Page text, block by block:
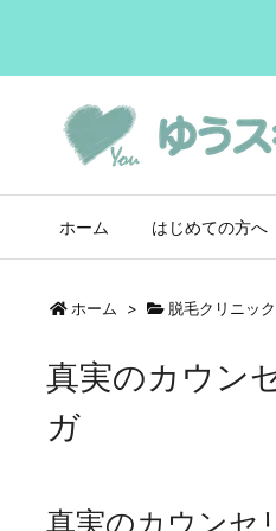
ホーム はじめての方へ
ホーム > 脱毛クリニッ
真実のカウン
ガ
真実のカウンセ